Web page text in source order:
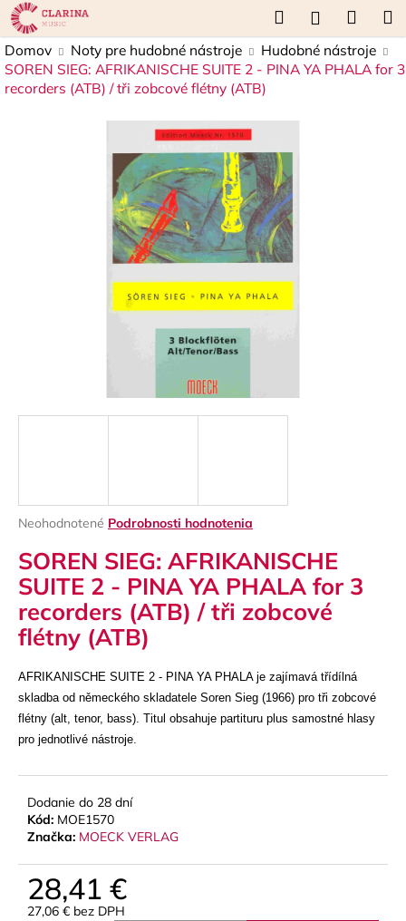
Prejsť
na
obsah
Hľadať
košík
Domov Noty pre hudobné nástroje
Hudobné nástroje
SOREN SIEG: AFRIKANISCHE SUITE 2 - PINA YA PHALA for 3
recorders (ATB) / tři zobcové flétny (ATB)
Priemerné
produktu
je
0,0
z
5
hviezdičiek.
Neohodnotené Podrobnosti hodnotenia
SOREN SIEG: AFRIKANISCHE
SUITE 2 - PINA YA PHALA for 3
recorders (ATB) / tři zobcové
flétny (ATB)
AFRIKANISCHE SUITE 2 - PINA YA PHALA je zajímavá třídílná
skladba od německého skladatele Soren Sieg (1966) pro tři zobcové
flétny (alt, tenor, bass). Titul obsahuje partituru plus samostné hlasy
pro jednotlivé nástroje.
Dodanie do 28 dní
Kód: MOE1570
Značka: MOECK VERLAG
28,41 €
27,06 € bez DPH
K
o
š
Späť
Späť
Č
ť
?
HĽADAŤ
O
d
p
r
ú
a